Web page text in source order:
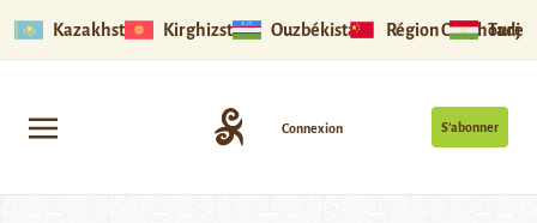
Kazakhstan Kirghizstan Ouzbékistan Région Ouïghoure
S’abonner
Connexion